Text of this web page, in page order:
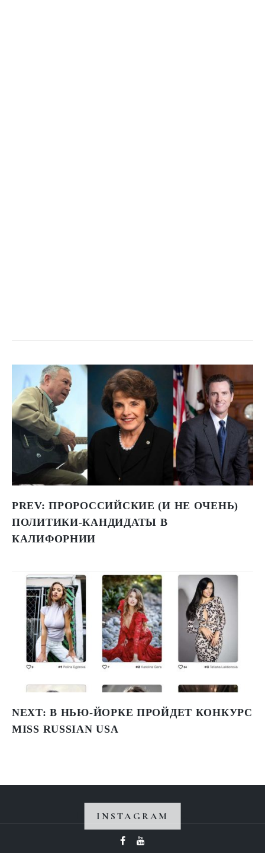
PREV: ПРОРОССИЙСКИЕ (И НЕ ОЧЕНЬ)
ПОЛИТИКИ-КАНДИДАТЫ В
КАЛИФОРНИИ
NEXT: В НЬЮ-ЙОРКЕ ПРОЙДЕТ КОНКУРС
MISS RUSSIAN USA
INSTAGRAM
Instagram не вернул 200.